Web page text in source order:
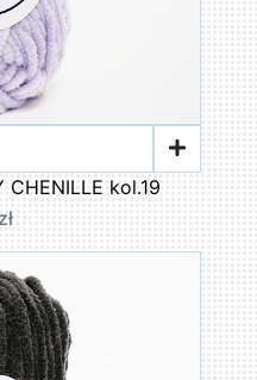
CHENILLE kol.19